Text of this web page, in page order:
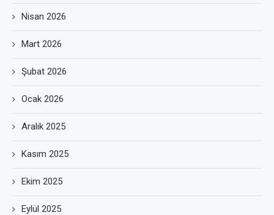
Nisan 2026
Mart 2026
Şubat 2026
Ocak 2026
Aralık 2025
Kasım 2025
Ekim 2025
Eylül 2025